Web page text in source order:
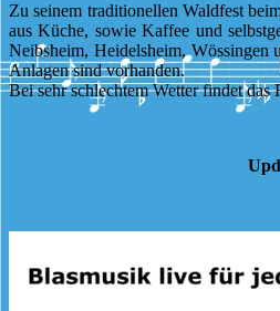
Zu seinem traditionellen Waldfest
aus Küche, sowie Kaffee und
Neibsheim, Heidelsheim, Wössingen
Anlagen sind vorhanden.
Bei sehr schlechtem Wetter findet